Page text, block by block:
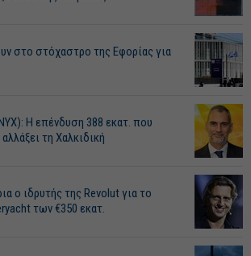
στο στόχαστρο της Εφορίας για
Η επένδυση 388 εκατ. που
τη Χαλκιδική
ο ιδρυτής της Revolut για το
των €350 εκατ.